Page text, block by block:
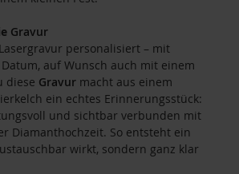
Gravur
personalisiert – mit
auf Wunsch auch mit einem
diese Gravur macht aus einem
ein echtes Erinnerungsstück:
und sichtbar verbunden mit
Diamanthochzeit. So entsteht ein
wirkt, sondern ganz klar